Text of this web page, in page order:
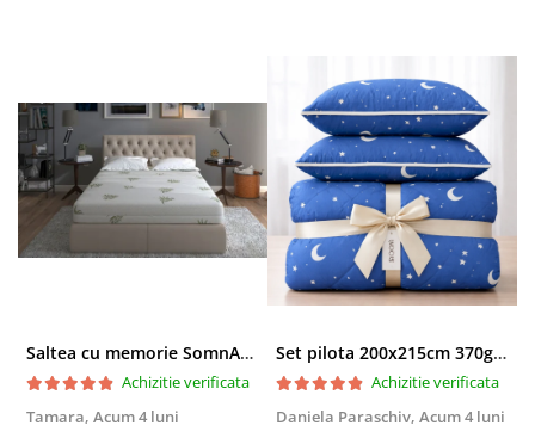
Saltea cu memorie SomnART XXL Memory Plus 160x190, înălțime 25cm, pentru persoane supraponderale, husă Aloe Vera detașabilă, rulată, fermitate mare
Achizitie verificata
Tamara, Acum 4 luni
Set pilota 200x215cm 370g cu 2 perne 50x70,albastru- PLT36
Achizitie verificata
Daniela Paraschiv, Acum 4 luni